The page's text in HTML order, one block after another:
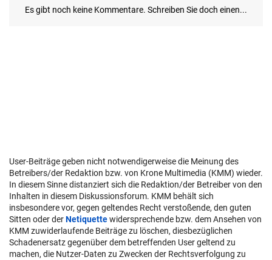
User-Beiträge geben nicht notwendigerweise die Meinung des
Betreibers/der Redaktion bzw. von Krone Multimedia (KMM) wieder.
In diesem Sinne distanziert sich die Redaktion/der Betreiber von den
Inhalten in diesem Diskussionsforum. KMM behält sich
insbesondere vor, gegen geltendes Recht verstoßende, den guten
Sitten oder derNetiquettewidersprechende bzw. dem Ansehen von
KMM zuwiderlaufende Beiträge zu löschen, diesbezüglichen
Schadenersatz gegenüber dem betreffenden User geltend zu
machen, die Nutzer-Daten zu Zwecken der Rechtsverfolgung zu